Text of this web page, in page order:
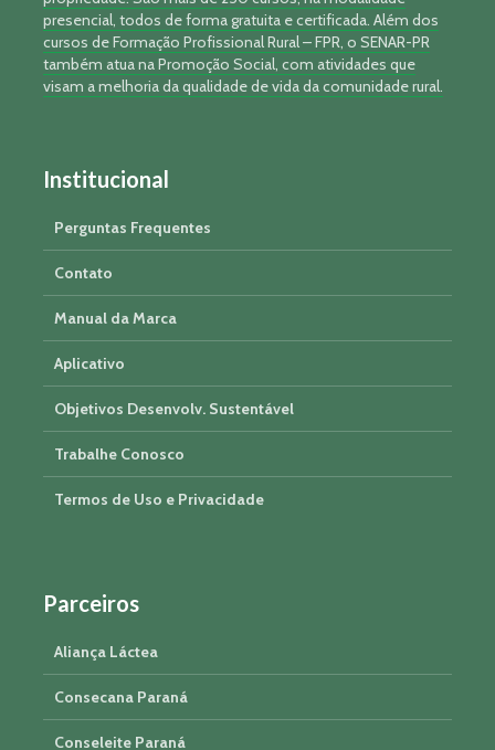
presencial, todos de forma gratuita e certificada. Além dos
cursos de Formação Profissional Rural – FPR, o SENAR-PR
também atua na Promoção Social, com atividades que
visam a melhoria da qualidade de vida da comunidade rural.
Institucional
Perguntas Frequentes
Contato
Manual da Marca
Aplicativo
Objetivos Desenvolv. Sustentável
Trabalhe Conosco
Termos de Uso e Privacidade
Parceiros
Aliança Láctea
Consecana Paraná
Conseleite Paraná